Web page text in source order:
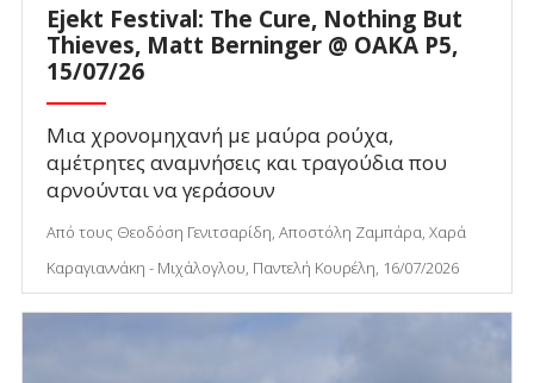
Ejekt Festival: The Cure, Nothing But
Thieves, Matt Berninger @ ΟΑΚΑ P5,
15/07/26
Μια χρονομηχανή με μαύρα ρούχα,
αμέτρητες αναμνήσεις και τραγούδια που
αρνούνται να γεράσουν
Από τους Θεοδόση Γενιτσαρίδη, Αποστόλη Ζαμπάρα, Χαρά
Καραγιαννάκη - Μιχάλογλου, Παντελή Κουρέλη, 16/07/2026